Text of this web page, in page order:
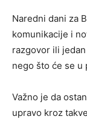
Naredni dani za
komunikacije i
razgovor ili
nego što će se u
Važno je da
upravo kroz